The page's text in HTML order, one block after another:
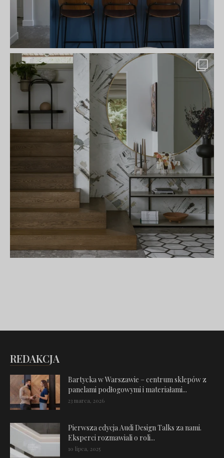
REDAKCJA
Bartycka w Warszawie – centrum sklepów z
panelami podłogowymi i materiałami...
23 marca, 2026
Pierwsza edycja Audi Design Talks za nami.
Eksperci rozmawiali o roli...
10 lipca, 2025